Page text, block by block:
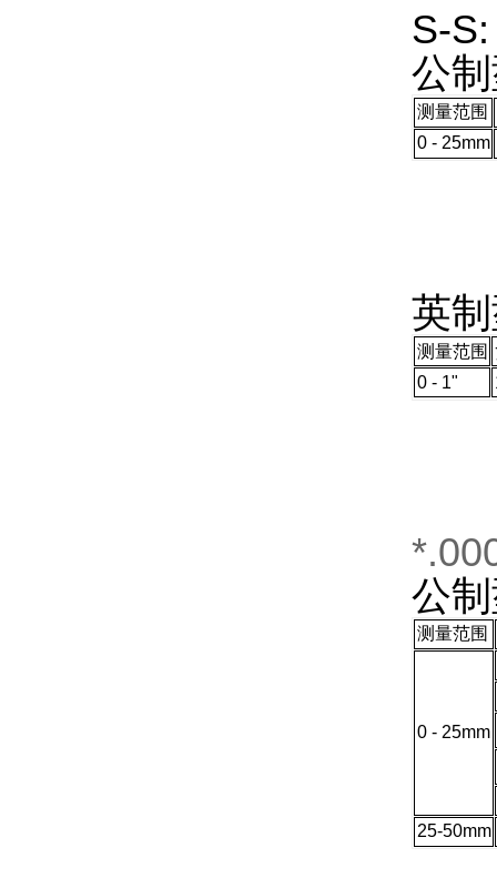
S-
公
测量范围
0 - 25mm
英
测量范围
0 - 1"
公
测量范围
0 - 25mm
25-50mm